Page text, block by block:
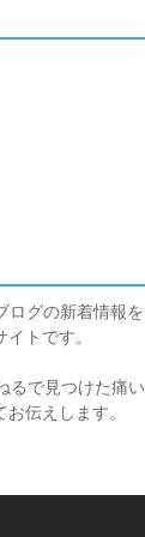
ログの新着情報を
トです。
るで見つけた痛い
伝えします。